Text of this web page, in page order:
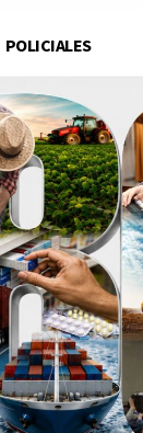
POLICIALES